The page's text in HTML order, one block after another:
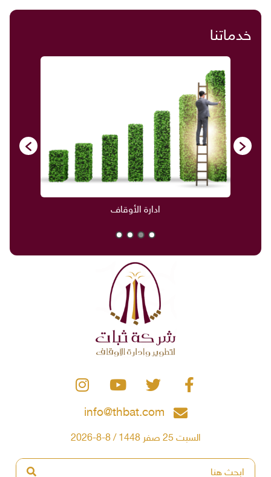
خدماتنا
ادارة الأوقاف
info@thbat.com
السبت 25 صفر 1448 / 8-8-2026